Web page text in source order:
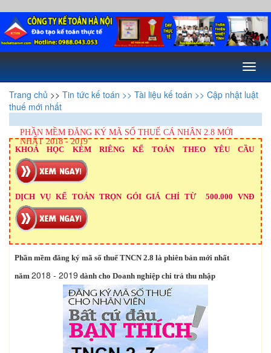
Toggle
Trang chủ >> Tin tức kế toán >> Tài liệu kế toán >> Cập nhật luật
thuế mới nhất
PHẦN MỀM ĐĂNG KÝ MÃ SỐ THUẾ CÁ NHÂN 2.8 MỚI
NHẤT 2018 - 2019
KHOÁ HỌC KÈM RIÊNG KẾ TOÁN THEO YÊU CẦU
DỊCH VỤ KẾ TOÁN TRỌN GÓI GIÁ CHỈ TỪ 500.000 VNĐ
Phần mềm đăng ký mã số thuế TNCN 2.8 là phiên bản mới nhất
năm 2018 - 2019 dành cho Doanh nghiệp chi trả thu nhập